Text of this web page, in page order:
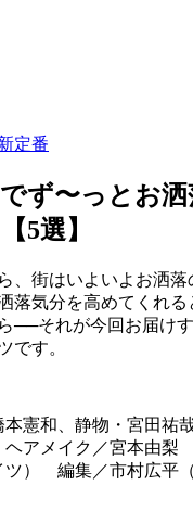
定番
ず〜っとお洒
5選】
、街はいよいよお洒落
落気分を高めてくれる
──それが今回お届け
です。
本憲和、静物・宮田祐
アメイク／宮本由梨
ツ） 編集／市村広平（